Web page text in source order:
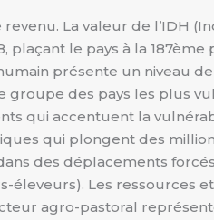
La valeur de l’IDH
le pays à la 187ème
présente un niveau
groupe des pays les plus
qui accentuent la
qui plongent des
des déplacements
Les ressources
agro-pastoral